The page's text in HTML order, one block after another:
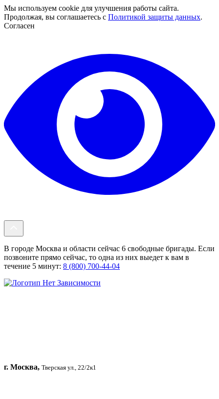
Мы используем cookie для улучшения работы сайта.
Продолжая, вы соглашаетесь с Политикой защиты данных.
Согласен
В городе Москва и области сейчас 6 свободные бригады. Если
позвоните прямо сейчас, то одна из них выедет к вам в
течение 5 минут: 8 (800) 700-44-04
г. Москва, Тверская ул., 22/2к1